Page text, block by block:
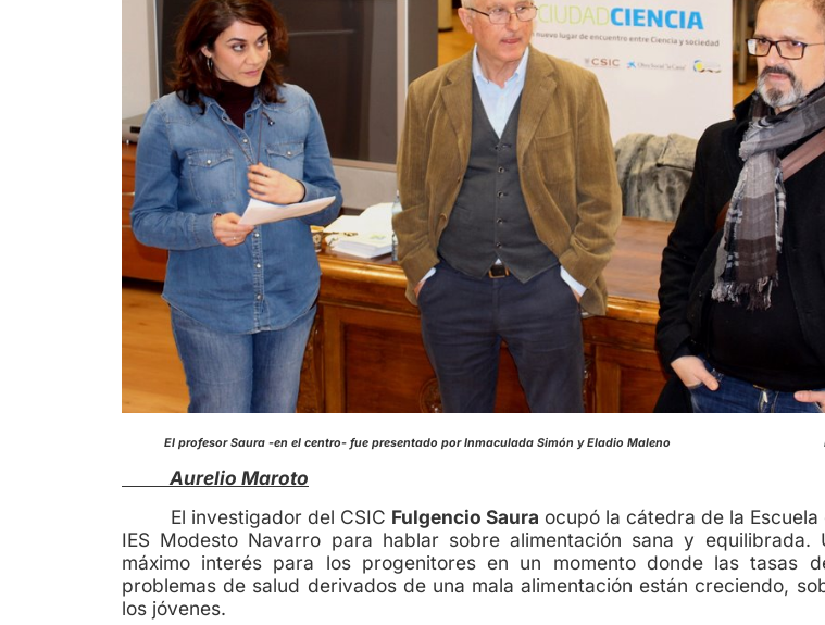
El profesor Saura -en el centro- fue presentado por Inmaculada Simón y Eladio Maleno
Aurelio Maroto
El investigador del CSIC Fulgencio Saura ocupó la cátedra de la Escuela
IES Modesto Navarro para hablar sobre alimentación sana y equilibrada.
máximo interés para los progenitores en un momento donde las tasas
problemas de salud derivados de una mala alimentación están creciendo,
los jóvenes.